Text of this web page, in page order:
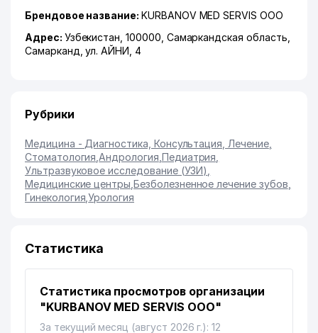
Брендовое название: KURBANOV MED SERVIS ООО
Адрес: Узбекистан, 100000, Самаркандская область
Самарканд ,ул. АЙНИ , 4
Рубрики
Медицина - Диагностика, Консультация, Лечение,
Стоматология Андрология Педиатрия
Ультразвуковое исследование (УЗИ)
Медицинские центры ,Безболезненное лечение зубов
Гинекология ,Урология
Статистика
Статистика просмотров организации
"KURBANOV MED SERVIS ООО"
За текущий месяц (август 2026 г.): 12